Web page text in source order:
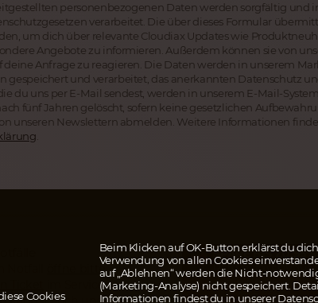
personenbezogenen Daten werden sorgfältig
verarbeitet. Die über dieses Formular
um dich über relevante Cloudiax Updates wie
Angebote zu informieren. Außerdem können sie von
deine Anfrage zu reagieren. Die Daten werden in unserem
gespeichert und verarbeitet, das anerkannten Datenschutz
du uns per E-Mail sendest, werden in unserem E-Mail-
fünf Jahren gelöscht, sofern keine gesetzlichen
unseren Newslettern abmelden. Weitere Informationen
.
Notfall
öffne bitte
im Serviceportal.
SPARE BIS ZU 95%
DER
Zahle deine
mit wise.com
Cookies
Beim Klicken auf OK-Button erklärst du
Verwendung von allen Cookies
auf „Ablehnen“ werden die Nicht-
(Marketing-Analyse) nicht gespeichert.
Informationen findest du in unserer